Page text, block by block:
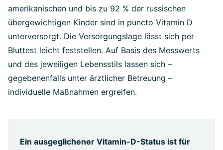
amerikanischen und bis zu 92 % der russischen
übergewichtigen Kinder sind in puncto Vitamin D
unterversorgt. Die Versorgungslage lässt sich per
Bluttest leicht feststellen. Auf Basis des Messwerts
und des jeweiligen Lebensstils lassen sich –
gegebenenfalls unter ärztlicher Betreuung –
individuelle Maßnahmen ergreifen.
Ein ausgeglichener Vitamin-D-Status ist für